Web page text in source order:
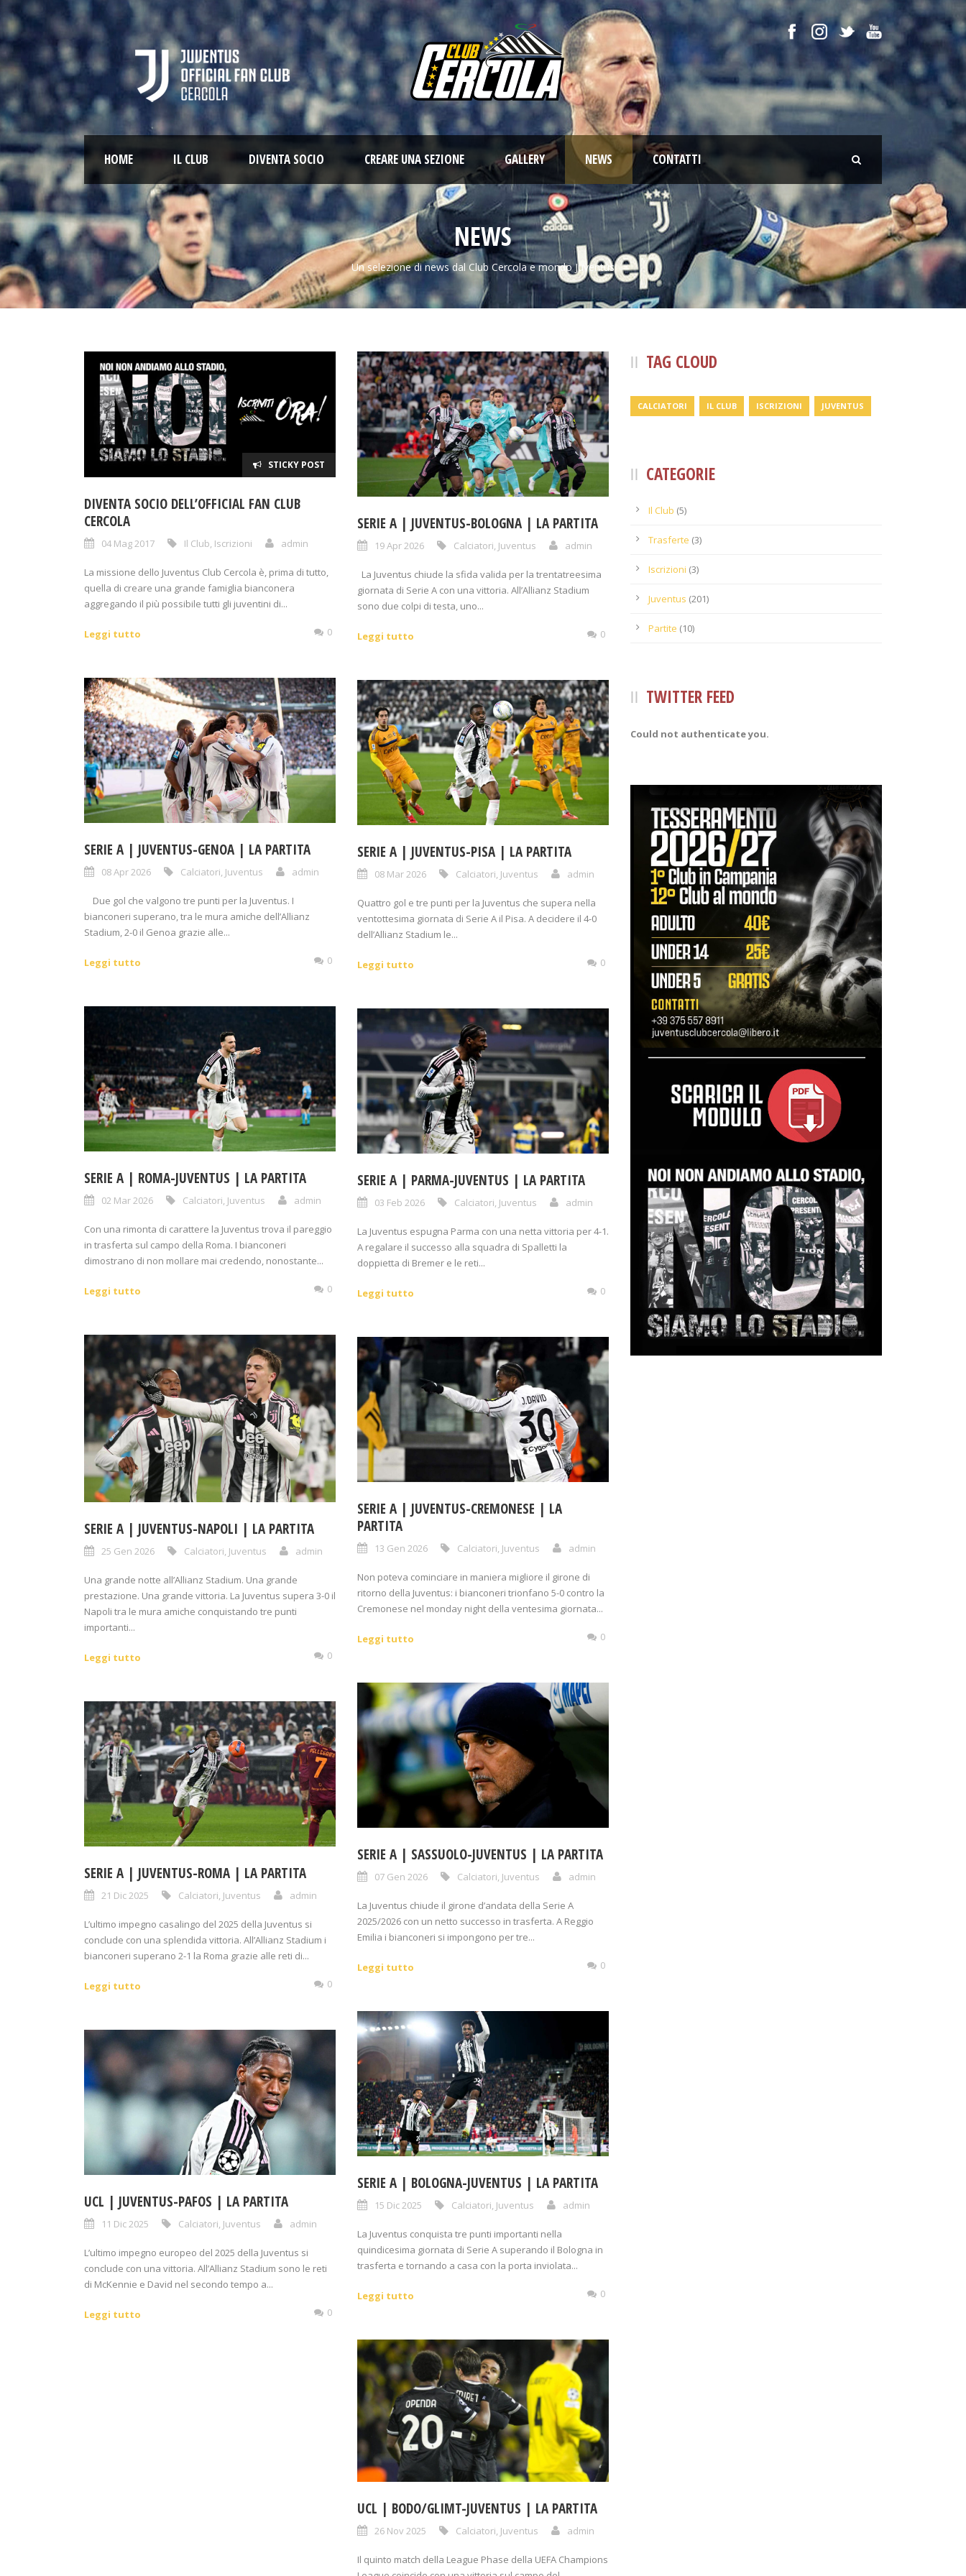
HOME IL CLUB DIVENTA SOCIO CREARE UNA SEZIONE GALLERY NEWS CONTATTI
NEWS
Un selezione di news dal Club Cercola e mondo Juventus
STICKY POST
DIVENTA SOCIO DELL’OFFICIAL FAN CLUB
CERCOLA
04 Mag 2017 Il Club, Iscrizioni admin
La missione dello Juventus Club Cercola è, prima di tutto,
quella di creare una grande famiglia bianconera
aggregando il più possibile tutti gli juventini di...
Leggi tutto 0
SERIE A | JUVENTUS-BOLOGNA | LA PARTITA
19 Apr 2026 Calciatori, Juventus admin
La Juventus chiude la sfida valida per la trentatreesima
giornata di Serie A con una vittoria. All’Allianz Stadium
sono due colpi di testa, uno...
Leggi tutto 0
SERIE A | JUVENTUS-GENOA | LA PARTITA
08 Apr 2026 Calciatori, Juventus admin
Due gol che valgono tre punti per la Juventus. I
bianconeri superano, tra le mura amiche dell’Allianz
Stadium, 2-0 il Genoa grazie alle...
Leggi tutto 0
SERIE A | JUVENTUS-PISA | LA PARTITA
08 Mar 2026 Calciatori, Juventus admin
Quattro gol e tre punti per la Juventus che supera nella
ventottesima giornata di Serie A il Pisa. A decidere il 4-0
dell’Allianz Stadium le...
Leggi tutto 0
SERIE A | ROMA-JUVENTUS | LA PARTITA
02 Mar 2026 Calciatori, Juventus admin
Con una rimonta di carattere la Juventus trova il pareggio
in trasferta sul campo della Roma. I bianconeri
dimostrano di non mollare mai credendo, nonostante...
Leggi tutto 0
SERIE A | PARMA-JUVENTUS | LA PARTITA
03 Feb 2026 Calciatori, Juventus admin
La Juventus espugna Parma con una netta vittoria per 4-1.
A regalare il successo alla squadra di Spalletti la
doppietta di Bremer e le reti...
Leggi tutto 0
SERIE A | JUVENTUS-NAPOLI | LA PARTITA
25 Gen 2026 Calciatori, Juventus admin
Una grande notte all’Allianz Stadium. Una grande
prestazione. Una grande vittoria. La Juventus supera 3-0 il
Napoli tra le mura amiche conquistando tre punti
importanti...
Leggi tutto 0
SERIE A | JUVENTUS-CREMONESE | LA
PARTITA
13 Gen 2026 Calciatori, Juventus admin
Non poteva cominciare in maniera migliore il girone di
ritorno della Juventus: i bianconeri trionfano 5-0 contro la
Cremonese nel monday night della ventesima giornata...
Leggi tutto 0
SERIE A | SASSUOLO-JUVENTUS | LA PARTITA
07 Gen 2026 Calciatori, Juventus admin
La Juventus chiude il girone d’andata della Serie A
2025/2026 con un netto successo in trasferta. A Reggio
Emilia i bianconeri si impongono per tre...
Leggi tutto 0
SERIE A | JUVENTUS-ROMA | LA PARTITA
21 Dic 2025 Calciatori, Juventus admin
L’ultimo impegno casalingo del 2025 della Juventus si
conclude con una splendida vittoria. All’Allianz Stadium i
bianconeri superano 2-1 la Roma grazie alle reti di...
Leggi tutto 0
SERIE A | BOLOGNA-JUVENTUS | LA PARTITA
15 Dic 2025 Calciatori, Juventus admin
La Juventus conquista tre punti importanti nella
quindicesima giornata di Serie A superando il Bologna in
trasferta e tornando a casa con la porta inviolata...
Leggi tutto 0
UCL | JUVENTUS-PAFOS | LA PARTITA
11 Dic 2025 Calciatori, Juventus admin
L’ultimo impegno europeo del 2025 della Juventus si
conclude con una vittoria. All’Allianz Stadium sono le reti
di McKennie e David nel secondo tempo a...
Leggi tutto 0
UCL | BODO/GLIMT-JUVENTUS | LA PARTITA
26 Nov 2025 Calciatori, Juventus admin
Il quinto match della League Phase della UEFA Champions
TAG CLOUD
CALCIATORI IL CLUB ISCRIZIONI JUVENTUS
CATEGORIE
Il Club (5)
Trasferte (3)
Iscrizioni (3)
Juventus (201)
Partite (10)
TWITTER FEED
Could not authenticate you.